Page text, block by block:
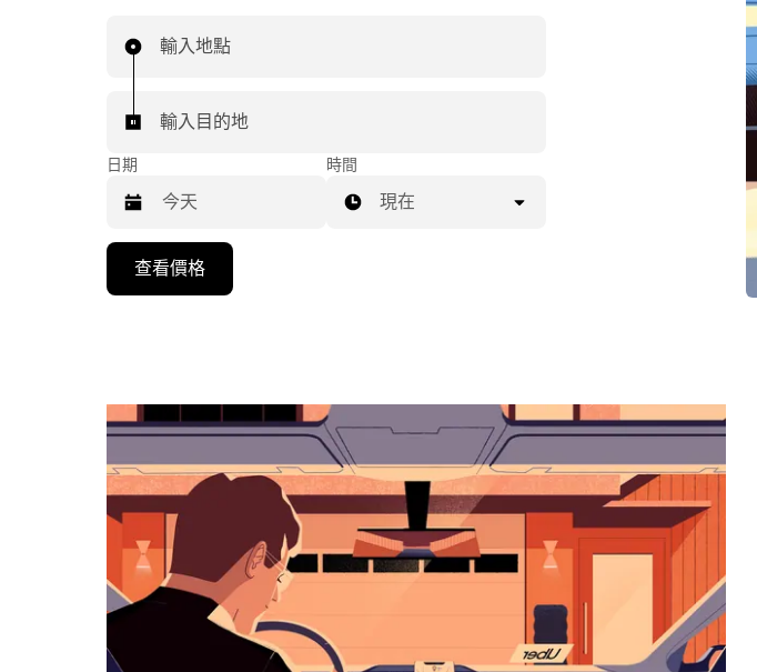
輸入地點
輸入目的地
日期
下
鍵，
可
使
用
日
曆
和
擇
時間
現在
查看價格